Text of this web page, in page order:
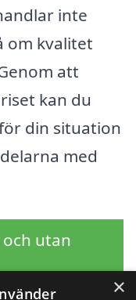
inte
om kvalitet
att
kan du
din situation
med
utan
×